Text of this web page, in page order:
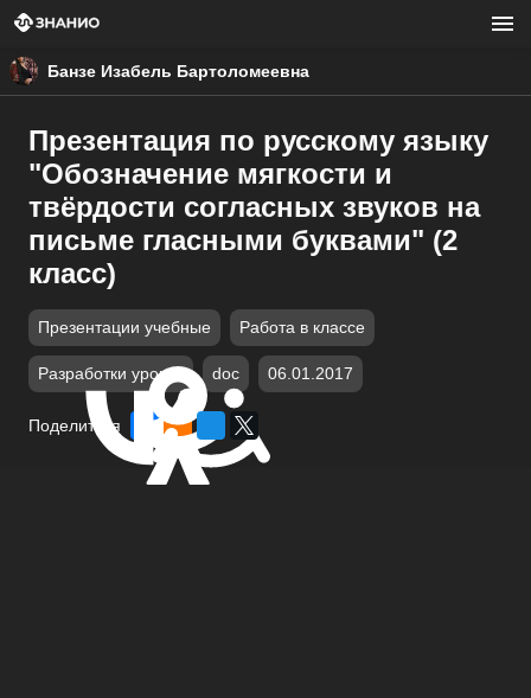
Банзе Изабель Бартоломеевна
Презентация по русскому языку
"Обозначение мягкости и
твёрдости согласных звуков на
письме гласными буквами" (2
класс)
Презентации учебные Работа в классе
Разработки уроков doc 06.01.2017
Поделиться